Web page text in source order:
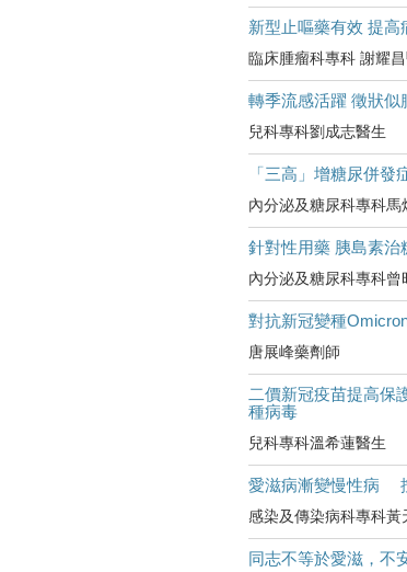
新型止嘔藥有效 提高
臨床腫瘤科專科 謝耀
轉季流感活躍 徵狀似
兒科專科劉成志醫生
「三高」增糖尿併
內分泌及糖尿科專科馬
針對性用藥 胰島素治
內分泌及糖尿科專科曾
對抗新冠變種
唐展峰藥劑師
二價新冠疫苗提高
種病毒
兒科專科溫希蓮醫生
愛滋病漸變慢性病
感染及傳染病科專科黃
同志不等於愛滋，不